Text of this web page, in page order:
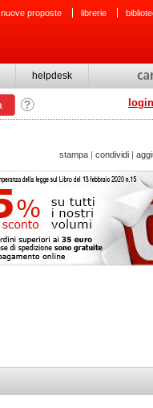
nuove proposte librerie
helpdesk
login
stampa | condividi |